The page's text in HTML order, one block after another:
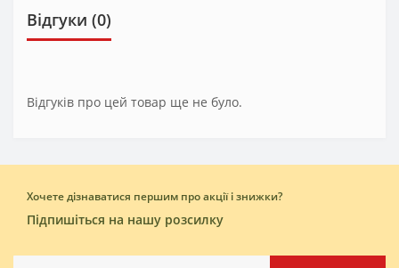
Відгуки (0)
Відгуків про цей товар ще не було.
Хочете дізнаватися першим про акції і знижки?
Підпишіться на нашу розсилку